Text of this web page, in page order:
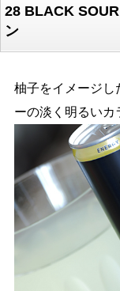
28 BLACK
ン
柚子をイメージし
ーの淡く明るいカ